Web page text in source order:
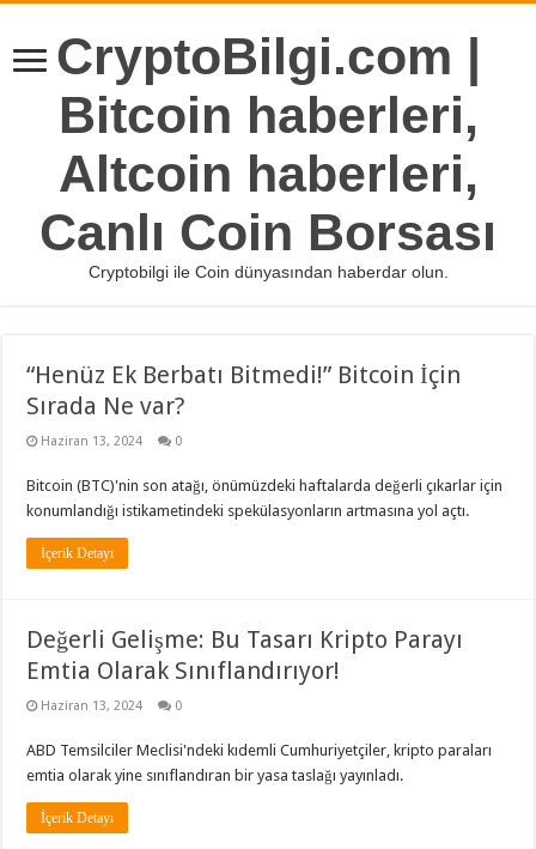
CryptoBilgi.com |
Bitcoin haberleri,
Altcoin haberleri,
Canlı Coin Borsası
Cryptobilgi ile Coin dünyasından haberdar olun.
“Henüz Ek Berbatı Bitmedi!” Bitcoin İçin
Sırada Ne var?
Haziran 13, 2024 0
Bitcoin (BTC)'nin son atağı, önümüzdeki haftalarda değerli çıkarlar için
konumlandığı istikametindeki spekülasyonların artmasına yol açtı.
İçerik Detayı
Değerli Gelişme: Bu Tasarı Kripto Parayı
Emtia Olarak Sınıflandırıyor!
Haziran 13, 2024 0
ABD Temsilciler Meclisi'ndeki kıdemli Cumhuriyetçiler, kripto paraları
emtia olarak yine sınıflandıran bir yasa taslağı yayınladı.
İçerik Detayı